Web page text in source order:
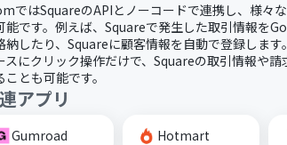
ではSquareのAPIとノーコードで連携し、様々
能です。例えば、Squareで発生した取引情報を
納したり、Squareに顧客情報を自動で登録しま
スにクリック操作だけで、Squareの取引情報や
ことも可能です。
アプリ
Gumroad Hotmart